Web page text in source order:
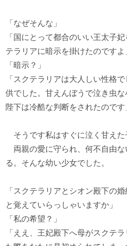
「なぜそんな」
「国にとって都合のいい王太子
テラリアに暗示を掛けたのですよ
「暗示？」
「スクテラリアは大人しい性格
供でした。甘えんぼうで泣き虫な
陛下は冷酷な判断をされたのです
そうです私はすぐに泣く甘えた
両親の愛に守られ、何不自由な
る。そんな幼い少女でした。
「スクテラリアとシオン殿下の
と覚えていらっしゃいますか」
「私の希望？」
「ええ、王妃殿下へ母がスクテ